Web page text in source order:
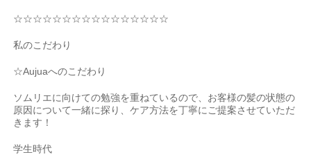
☆☆☆☆☆☆☆☆☆☆☆☆☆☆☆☆
私のこだわり
☆Aujuaへのこだわり
ソムリエに向けての勉強を重ねているので、お客様の髪の状態の
原因について一緒に探り、ケア方法を丁寧にご提案させていただ
きます！
学生時代